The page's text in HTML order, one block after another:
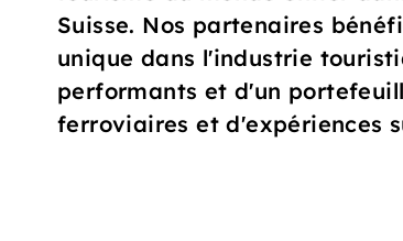
Suisse. Nos partenaires
unique dans l'industrie
performants et d'un
ferroviaires et d'expériences